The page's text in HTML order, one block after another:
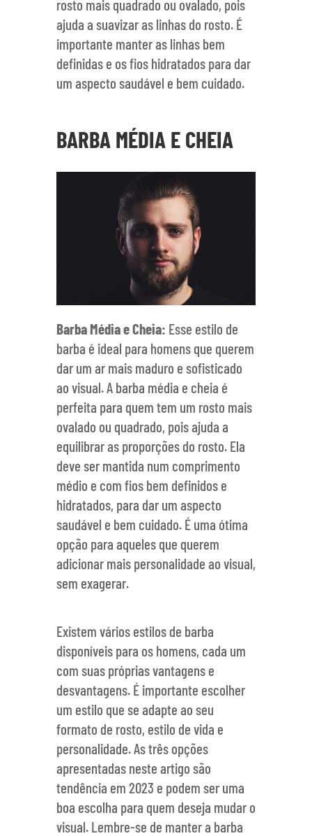
rosto mais quadrado ou ovalado, pois
ajuda a suavizar as linhas do rosto. É
importante manter as linhas bem
definidas e os fios hidratados para dar
um aspecto saudável e bem cuidado.
BARBA MÉDIA E CHEIA
Barba Média e Cheia: Esse estilo de
barba é ideal para homens que querem
dar um ar mais maduro e sofisticado
ao visual. A barba média e cheia é
perfeita para quem tem um rosto mais
ovalado ou quadrado, pois ajuda a
equilibrar as proporções do rosto. Ela
deve ser mantida num comprimento
médio e com fios bem definidos e
hidratados, para dar um aspecto
saudável e bem cuidado. É uma ótima
opção para aqueles que querem
adicionar mais personalidade ao visual,
sem exagerar.
Existem vários estilos de barba
disponíveis para os homens, cada um
com suas próprias vantagens e
desvantagens. É importante escolher
um estilo que se adapte ao seu
formato de rosto, estilo de vida e
personalidade. As três opções
apresentadas neste artigo são
tendência em 2023 e podem ser uma
boa escolha para quem deseja mudar o
visual. Lembre-se de manter a barba